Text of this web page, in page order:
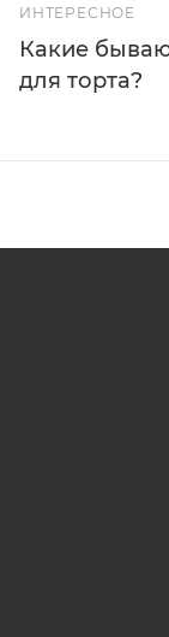
ИНТЕРЕСНОЕ
Какие
для торта?